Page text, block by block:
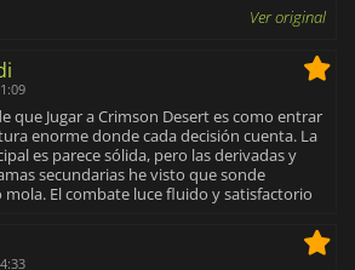
Ver original
que Jugar a Crimson Desert es como entrar
enorme donde cada decisión cuenta. La
es parece sólida, pero las derivadas y
secundarias he visto que sonde
mola. El combate luce fluido y satisfactorio